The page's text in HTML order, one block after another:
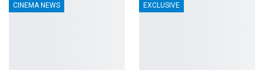
CINEMA NEWS EXCLUSIVE